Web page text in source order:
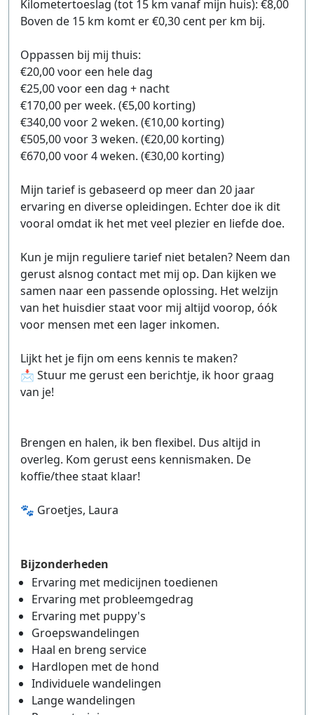
Kilometertoeslag (tot 15 km vanaf mijn huis): €8,00
Boven de 15 km komt er €0,30 cent per km bij.
Oppassen bij mij thuis:
€20,00 voor een hele dag
€25,00 voor een dag + nacht
€170,00 per week. (€5,00 korting)
€340,00 voor 2 weken. (€10,00 korting)
€505,00 voor 3 weken. (€20,00 korting)
€670,00 voor 4 weken. (€30,00 korting)
Mijn tarief is gebaseerd op meer dan 20 jaar
ervaring en diverse opleidingen. Echter doe ik dit
vooral omdat ik het met veel plezier en liefde doe.
Kun je mijn reguliere tarief niet betalen? Neem dan
gerust alsnog contact met mij op. Dan kijken we
samen naar een passende oplossing. Het welzijn
van het huisdier staat voor mij altijd voorop, óók
voor mensen met een lager inkomen.
Lijkt het je fijn om eens kennis te maken?
📩 Stuur me gerust een berichtje, ik hoor graag
van je!
Brengen en halen, ik ben flexibel. Dus altijd in
overleg. Kom gerust eens kennismaken. De
koffie/thee staat klaar!
🐾 Groetjes, Laura
Bijzonderheden
Ervaring met medicijnen toedienen
Ervaring met probleemgedrag
Ervaring met puppy's
Groepswandelingen
Haal en breng service
Hardlopen met de hond
Individuele wandelingen
Lange wandelingen